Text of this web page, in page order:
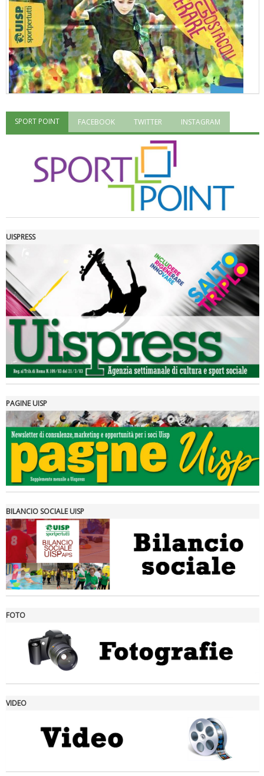
"Superare gli ostacoli": la relazione di Tiziano Pesce al CN Uisp
Luglio 2026: "Pensando con i piedi, si possono fare le
rivoluzioni"
Tiziano Pesce a Radio InBlu2000 traccia il bilancio della stagione
Ddl Lobby, Uisp: “Il Parlamento valorizzi le nostre specificità"
SPORT POINT FACEBOOK TWITTER INSTAGRAM
UISPRESS
PAGINE UISP
BILANCIO SOCIALE UISP
FOTO
VIDEO